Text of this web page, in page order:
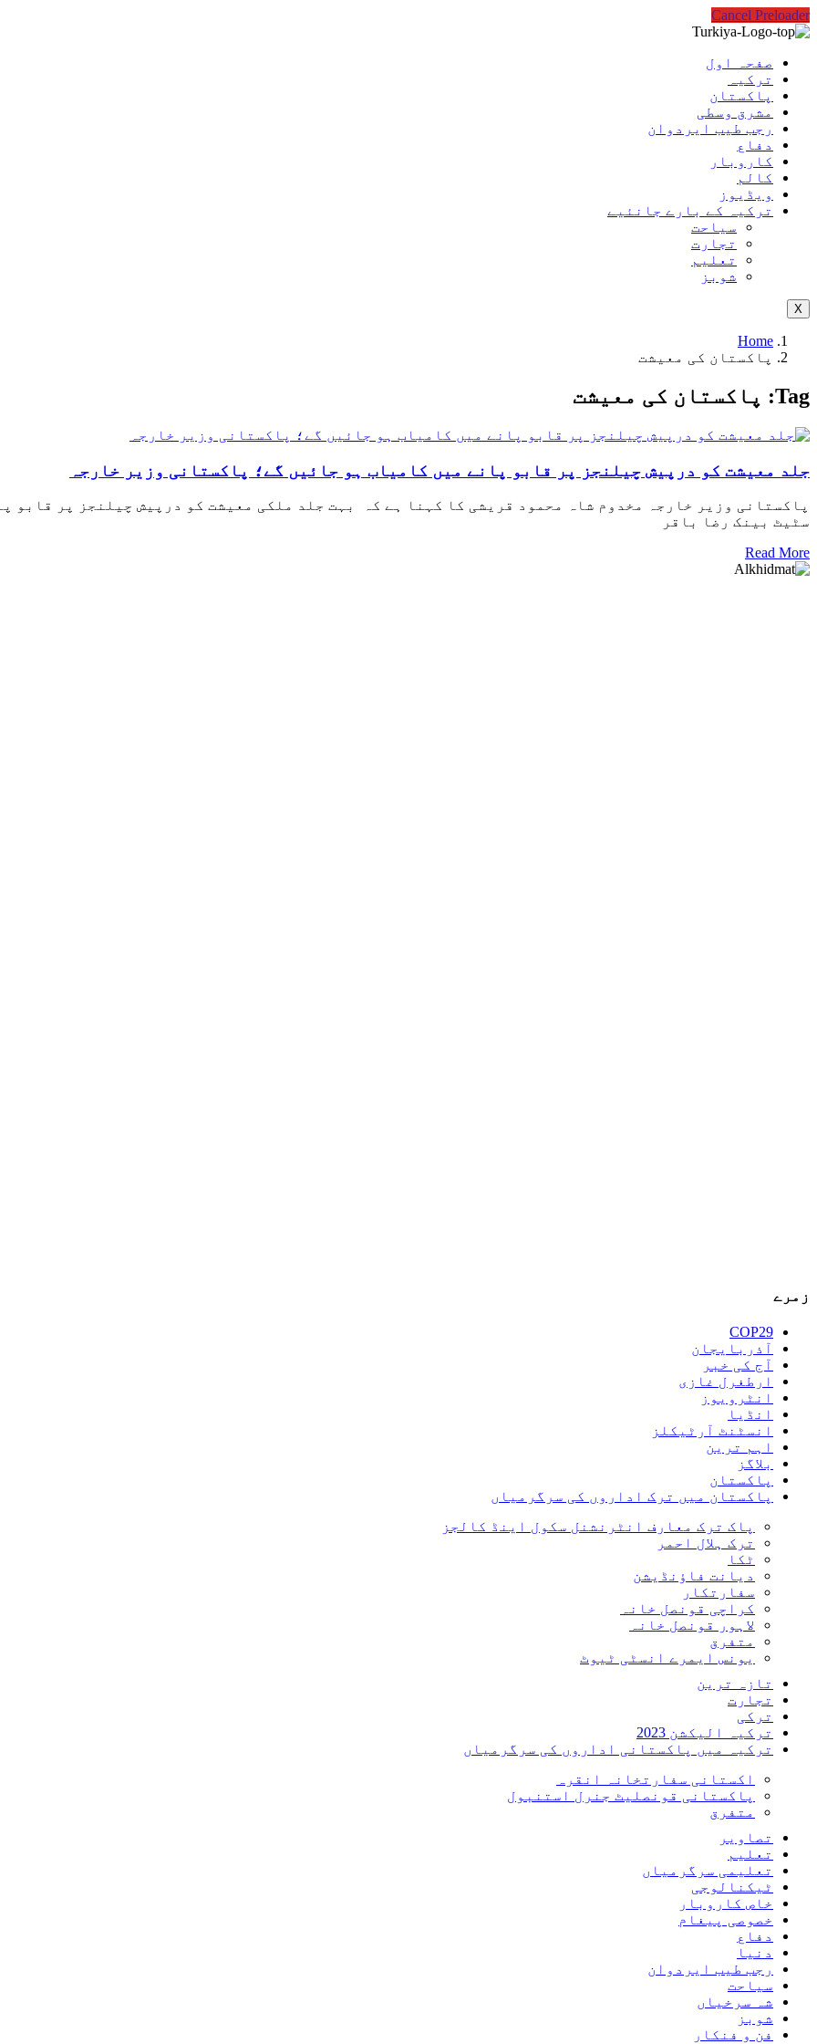
Cancel Preloader
صفحہ اول
ترکیہ
پاکستان
مشرق وسطی
رجب طیب ایردوان
دفاع
کاروبار
کالم
ویڈیوز
ترکیہ کے بارے جانئیے
سیاحت
تجارت
تعلیم
شوبز
X
Home
پاکستان کی معیشت
Tag: پاکستان کی معیشت
جلد معیشت کو درپیش چیلنجز پر قابو پانے میں کامیاب ہو جائیں گے؛ پاکستانی وزیر خارجہ
پاکستانی وزیر خارجہ مخدوم شاہ محمود قریشی کا کہنا ہے کہ بہت جلد ملکی معیشت کو درپیش چیلنجز پر قابو
سٹیٹ بینک رضا باقر
Read More
زمرے
COP29
آذربایجان
آج کی خبر
ارطغرل غازی
انٹرویوز
انڈیا
انسٹنٹ آرٹیکلز
اہم ترین
بلاگز
پاکستان
پاکستان میں ترک اداروں کی سرگرمیاں
پاک ترک معارف انٹرنشنل سکول اینڈ کالجز
ترک ہلال احمر
ٹکا
دیانت فاؤنڈیشن
سفارتکار
کراچی قونصل خانہ
لاہور قونصل خانہ
متفرق
یونس ایمرے انسٹی ٹیوٹ
تازہ ترین
تجارت
ترکی
ترکیہ الیکشن 2023
ترکیہ میں پاکستانی اداروں کی سرگرمیاں
اکستانی سفارتخانہ انقرہ
پاکستانی قونصلیٹ جنرل استنبول
متفرق
تصاویر
تعلیم
تعلیمی سرگرمیاں
ٹیکنالوجی
خاص کاروبار
خصوصی پیغام
دفاع
دنیا
رجب طیب ایردوان
سیاحت
شہ سرخیاں
شوبز
فن و فنکار